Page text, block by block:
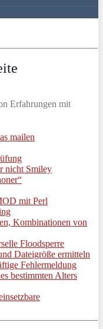
Erfahrungen mit
mailen
nicht Smiley
mit Perl
Kombinationen von
Floodsperre
Dateigröße ermitteln
Fehlermeldung
bestimmten Alters